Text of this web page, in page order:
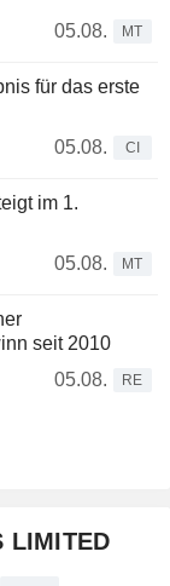
05.08.
MT
für das erste
05.08.
CI
im 1.
05.08.
MT
seit 2010
05.08.
RE
LIMITED